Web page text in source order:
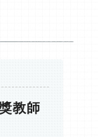
教師